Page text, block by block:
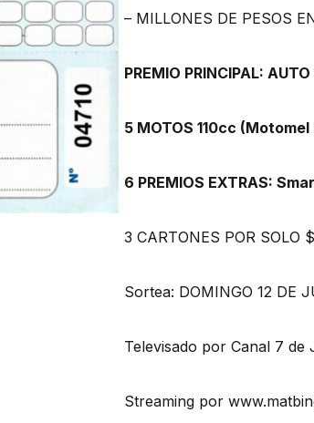
– MILLONES DE PESOS
PREMIO PRINCIPAL:
5 MOTOS 110cc
6 PREMIOS EXTRAS:
3 CARTONES POR SOLO
Sortea: DOMINGO 12 DE
Televisado por Canal 7
Streaming por